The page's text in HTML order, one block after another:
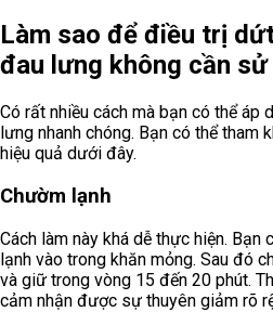
Làm sao để điều trị
đau lưng không cần
Có rất nhiều cách mà bạn có thể áp
lưng nhanh chóng. Bạn có thể
hiệu quả dưới đây.
Chườm lạnh
Cách làm này khá dễ thực hiện.
lạnh vào trong khăn mỏng. Sau đó
và giữ trong vòng 15 đến 20 phút.
cảm nhận được sự thuyên giảm rõ